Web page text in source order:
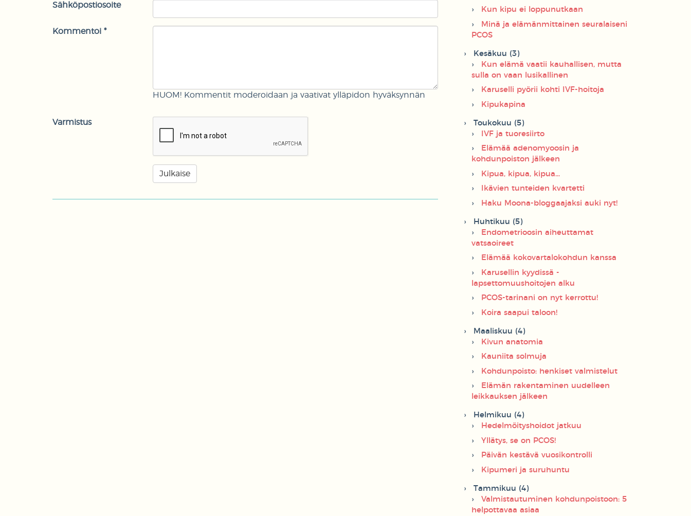
Sähköpostiosoite
Kommentoi *
HUOM! Kommentit moderoidaan ja vaativat ylläpidon hyväksynnän
Varmistus
Kun kipu ei loppunutkaan
Minä ja elämänmittainen seuralaiseni
PCOS
Kesäkuu (3)
Kun elämä vaatii kauhallisen, mutta
sulla on vaan lusikallinen
Karuselli pyörii kohti IVF-hoitoja
Kipukapina
Toukokuu (5)
IVF ja tuoresiirto
Elämää adenomyoosin ja
kohdunpoiston jälkeen
Kipua, kipua, kipua...
Ikävien tunteiden kvartetti
Haku Moona-bloggaajaksi auki nyt!
Huhtikuu (5)
Endometrioosin aiheuttamat
vatsaoireet
Elämää kokovartalokohdun kanssa
Karusellin kyydissä -
lapsettomuushoitojen alku
PCOS-tarinani on nyt kerrottu!
Koira saapui taloon!
Maaliskuu (4)
Kivun anatomia
Kauniita solmuja
Kohdunpoisto: henkiset valmistelut
Elämän rakentaminen uudelleen
leikkauksen jälkeen
Helmikuu (4)
Hedelmöityshoidot jatkuu
Yllätys, se on PCOS!
Päivän kestävä vuosikontrolli
Kipumeri ja suruhuntu
Tammikuu (4)
Valmistautuminen kohdunpoistoon: 5
helpottavaa asiaa